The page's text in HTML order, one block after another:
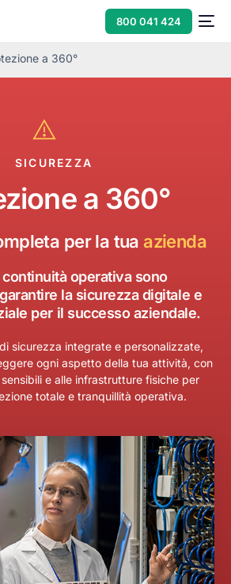
800 041 424
a 360°
SICUREZZA
a 360°
per la tua azienda
continuità operativa sono
la sicurezza digitale e
per il successo aziendale.
sicurezza integrate e personalizzate,
ogni aspetto della tua attività, con
e alle infrastrutture fisiche per
totale e tranquillità operativa.